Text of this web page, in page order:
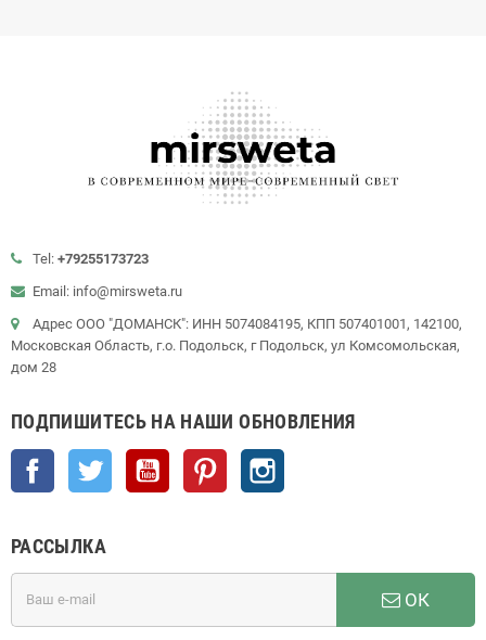
Tel: +79255173723
Email: info@mirsweta.ru
Адрес ООО "ДОМАНСК": ИНН 5074084195, КПП 507401001, 142100,
Московская Область, г.о. Подольск, г Подольск, ул Комсомольская,
дом 28
ПОДПИШИТЕСЬ НА НАШИ ОБНОВЛЕНИЯ
Facebook Twitter YouTube Pinterest
РАССЫЛКА
ОК